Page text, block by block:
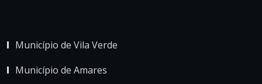
Município de Vila Verde
Município de Amares